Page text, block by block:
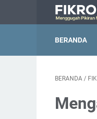
BERANDA
BERANDA /